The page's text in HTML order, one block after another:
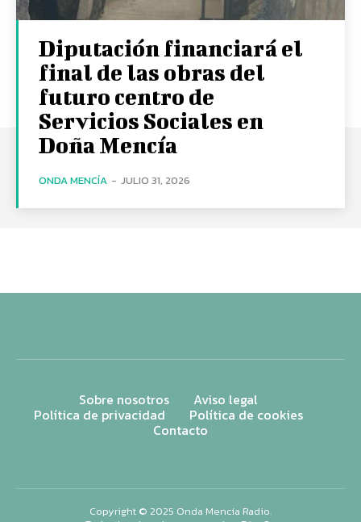
Diputación financiará el
final de las obras del
futuro centro de
Servicios Sociales en
Doña Mencía
ONDA MENCÍA - JULIO 31, 2026
Sobre nosotros Aviso legal
Política de privacidad Política de cookies
Contacto
Copyright © 2025 Onda Mencía Radio.